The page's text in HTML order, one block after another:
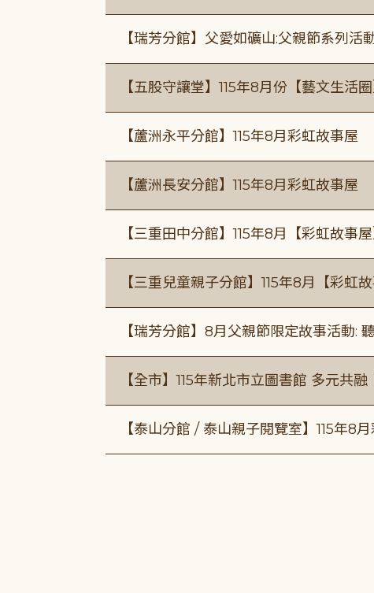
【瑞芳分館】父愛如礦山:父親節系列活
【五股守讓堂】115年8月份【藝文生活
【蘆洲永平分館】115年8月彩虹故事屋
【蘆洲長安分館】115年8月彩虹故事屋
【三重田中分館】115年8月【彩虹故事屋
【三重兒童親子分館】115年8月【彩虹故
【瑞芳分館】8月父親節限定故事活動:
【全市】115年新北市立圖書館 多元共
【泰山分館 / 泰山親子閱覽室】115年8